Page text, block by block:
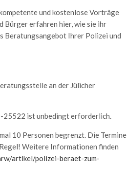
und kostenlose Vorträge
Bürger erfahren hier, wie sie ihr
Beratungsangebot Ihrer Polizei und
an der Jülicher
25522 ist unbedingt erforderlich.
10 Personen begrenzt. Die Termine
Weitere Informationen finden
artikel/polizei-beraet-zum-